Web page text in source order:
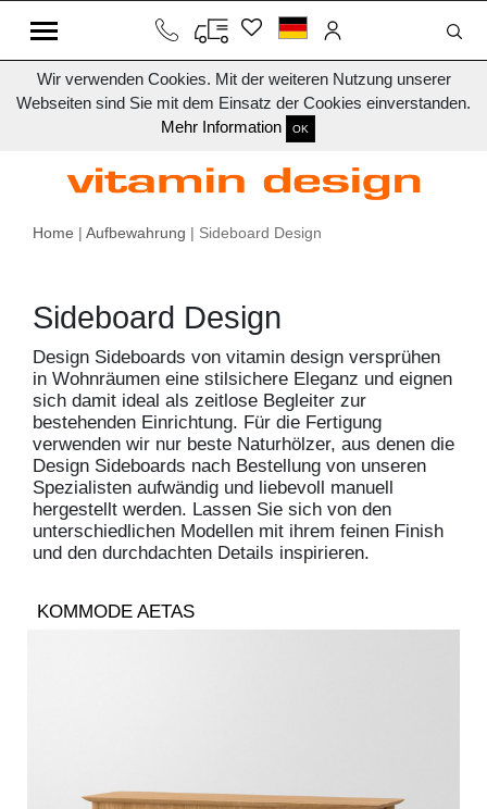
Wir verwenden Cookies. Mit der weiteren Nutzung unserer
Webseiten sind Sie mit dem Einsatz der Cookies einverstanden.
Mehr Information
OK
Home | Aufbewahrung | Sideboard Design
Sideboard Design
Design Sideboards von vitamin design versprühen
in Wohnräumen eine stilsichere Eleganz und eignen
sich damit ideal als zeitlose Begleiter zur
bestehenden Einrichtung. Für die Fertigung
verwenden wir nur beste Naturhölzer, aus denen die
Design Sideboards nach Bestellung von unseren
Spezialisten aufwändig und liebevoll manuell
hergestellt werden. Lassen Sie sich von den
unterschiedlichen Modellen mit ihrem feinen Finish
und den durchdachten Details inspirieren.
KOMMODE AETAS